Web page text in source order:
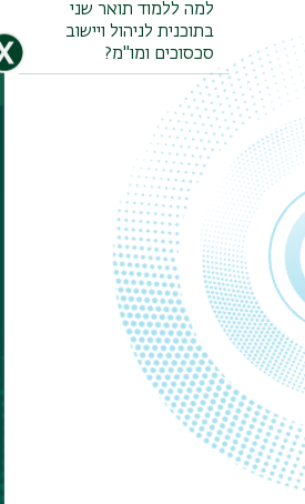
קטלוג מלגות
למה ללמוד תואר שני
בתוכנית לניהול ויישוב
סכסוכים ומו"מ?